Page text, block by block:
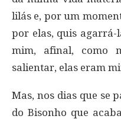
lilás e, por um
por elas, quis agarrá-
mim, afinal, como
salientar, elas eram
Mas, nos dias que se
do Bisonho que